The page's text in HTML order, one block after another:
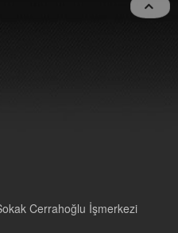
Cerrahoğlu İşmerkezi